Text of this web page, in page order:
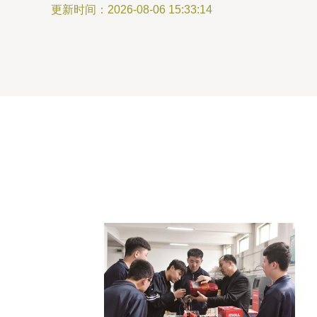
更新时间：2026-08-06 15:33:14